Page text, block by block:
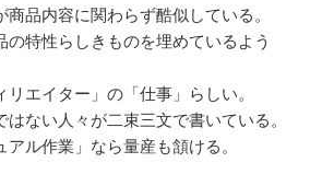
商品内容に関わらず酷似している。
の特性らしきものを埋めているよう
リエイター」の「仕事」らしい。
はない人々が二束三文で書いている。
アル作業」なら量産も頷ける。